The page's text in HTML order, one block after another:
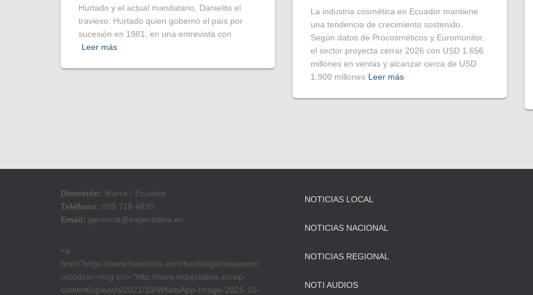
Hurtado y el actual mandatario, Danielito el
travieso. Hurtado quien gobernó el país por
sucesión en 1981, en una entrevista con
Leer más
La industria cosmética en Ecuador mantiene
una tendencia de crecimiento sostenido.
Según datos de Procosméticos y Euromonitor,
el sector proyecta cerrar 2026 con USD 1.656
millones en ventas y alcanzar cerca de USD
1.900 millones Leer más
Dirección: Ibarra - Ecuador
Teléfono: 099 718 4835
Email: gerencia@expectativa.ec
<a
href=”https://www.facebook.com/hashtag/emapasom
ostodos><img src=”http://www.expectativa.ec/wp-
content/uploads/2021/10/WhatsApp-Image-2021-10-
NOTICIAS LOCAL
NOTICIAS NACIONAL
NOTICIAS REGIONAL
NOTI AUDIOS